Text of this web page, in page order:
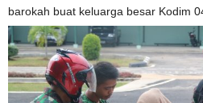
barokah buat keluarga besar Kodim